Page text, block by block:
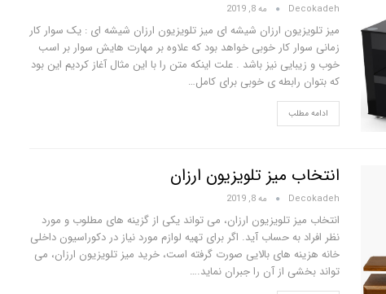
Decokadeh مه 8, 2019
میز تلویزیون ارزان شیشه ای میز تلویزیون ارزان شیشه ای : یک سوار کار
زمانی سوار کار خوبی خواهد بود که علاوه بر مهارت هایش سوار بر اسب
خوب و زیبایی نیز باشد . علت اینکه متن را با این مثال آغاز کردیم این بود
که بتوان رابطه ی خوبی برای کامل…
ادامه مطلب
انتخاب میز تلویزیون ارزان
Decokadeh مه 8, 2019
انتخاب میز تلویزیون ارزان، می تواند یکی از گزینه های مطلوب و مورد
نظر افراد به حساب آید. اگر برای تهیه لوازم مورد نیاز در دکوراسیون داخلی
خانه هزینه های بالایی صورت گرفته است، خرید میز تلویزیون ارزان، می
تواند بخشی از آن را جبران نماید.…